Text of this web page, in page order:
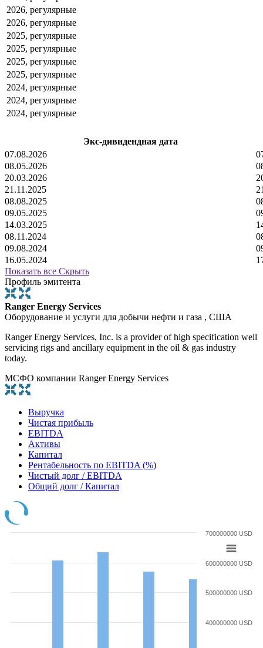
2026, регулярные
2026, регулярные
2025, регулярные
2025, регулярные
2025, регулярные
2025, регулярные
2024, регулярные
2024, регулярные
2024, регулярные
Экс-дивидендная дата
07.08.2026
08.05.2026
20.03.2026
21.11.2025
08.08.2025
09.05.2025
14.03.2025
08.11.2024
09.08.2024
16.05.2024
Показать все Скрыть
Профиль эмитента
Ranger Energy Services
Оборудование и услуги для добычи нефти и газа , США
Ranger Energy Services, Inc. is a provider of high specification well
servicing rigs and ancillary equipment in the oil & gas industry
today.
МСФО компании Ranger Energy Services
Выручка
Чистая прибыль
EBITDA
Активы
Капитал
Рентабельность по EBITDA (%)
Чистый долг / EBITDA
Общий долг / Капитал
400000000 USD
500000000 USD
600000000 USD
700000000 USD